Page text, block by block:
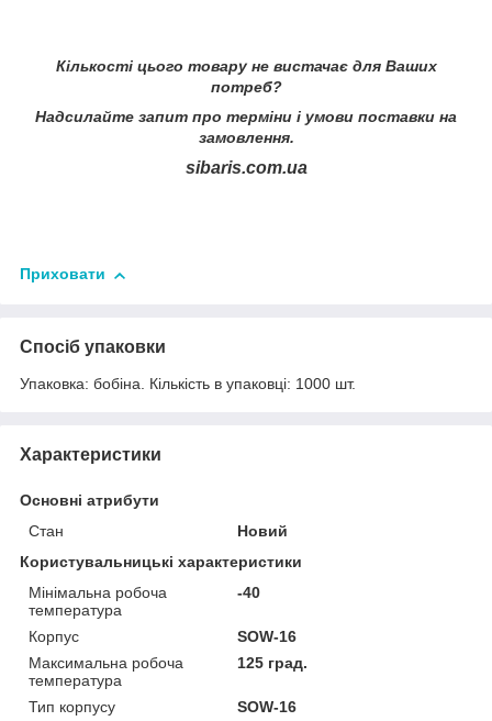
Кількості цього товару не вистачає для Ваших
потреб?
Надсилайте запит про терміни i умови поставки на
замовлення.
sibaris.com.ua
Приховати
Спосіб упаковки
Упаковка: бобіна. Кiлькiсть в упаковцi: 1000 шт.
Характеристики
Основні атрибути
Стан
Новий
Користувальницькі характеристики
Мінімальна робоча
температура
-40
Корпус
SOW-16
Максимальна робоча
температура
125 град.
Тип корпусу
SOW-16